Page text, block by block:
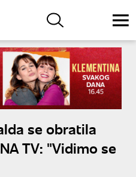
se obratila
TV: "Vidimo se